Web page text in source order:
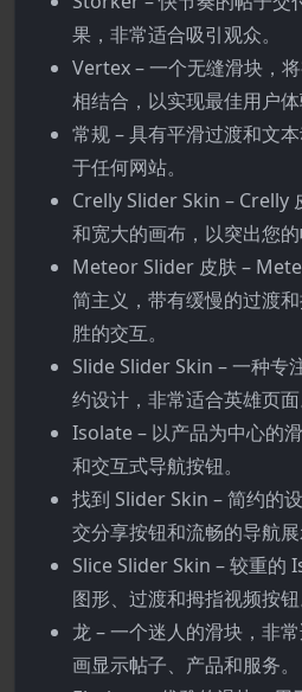
果，非常适合吸引观众。
Vertex – 一个无缝滑块，
相结合，以实现最佳用户体
常规 – 具有平滑过渡和文
于任何网站。
Crelly Slider Skin – Crelly
和宽大的画布，以突出您的
Meteor Slider 皮肤 –
简主义，带有缓慢的过渡
胜的交互。
Slide Slider Skin – 一种专
约设计，非常适合英雄页面
Isolate – 以产品为中心的
和交互式导航按钮。
找到 Slider Skin – 简约的
交分享按钮和流畅的导航展
Slice Slider Skin – 较重的
图形、过渡和拇指视频按钮
龙 – 一个迷人的滑块，非
画显示帖子、产品和服务。